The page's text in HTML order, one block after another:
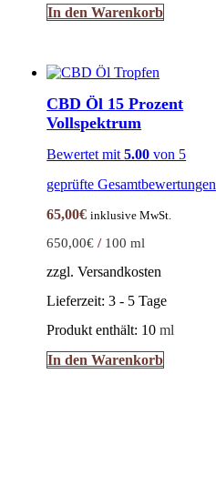
In den Warenkorb
CBD Öl 15 Prozent
Vollspektrum
Bewertet mit5.00 von 5
geprüfte Gesamtbewertungen
65,00€ inklusive MwSt.
650,00€ / 100 ml
zzgl. Versandkosten
Lieferzeit:3 - 5 Tage
Produkt enthält: 10ml
In den Warenkorb